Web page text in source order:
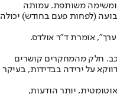
ומשימה משותפת. עמותה
(לפחות פעם בחודש) יכולה
אומרת ד"ר אולדס.
חלק מהמחקרים קושרים
על ירידה בבדידות, בעיקר
יותר הודעות,